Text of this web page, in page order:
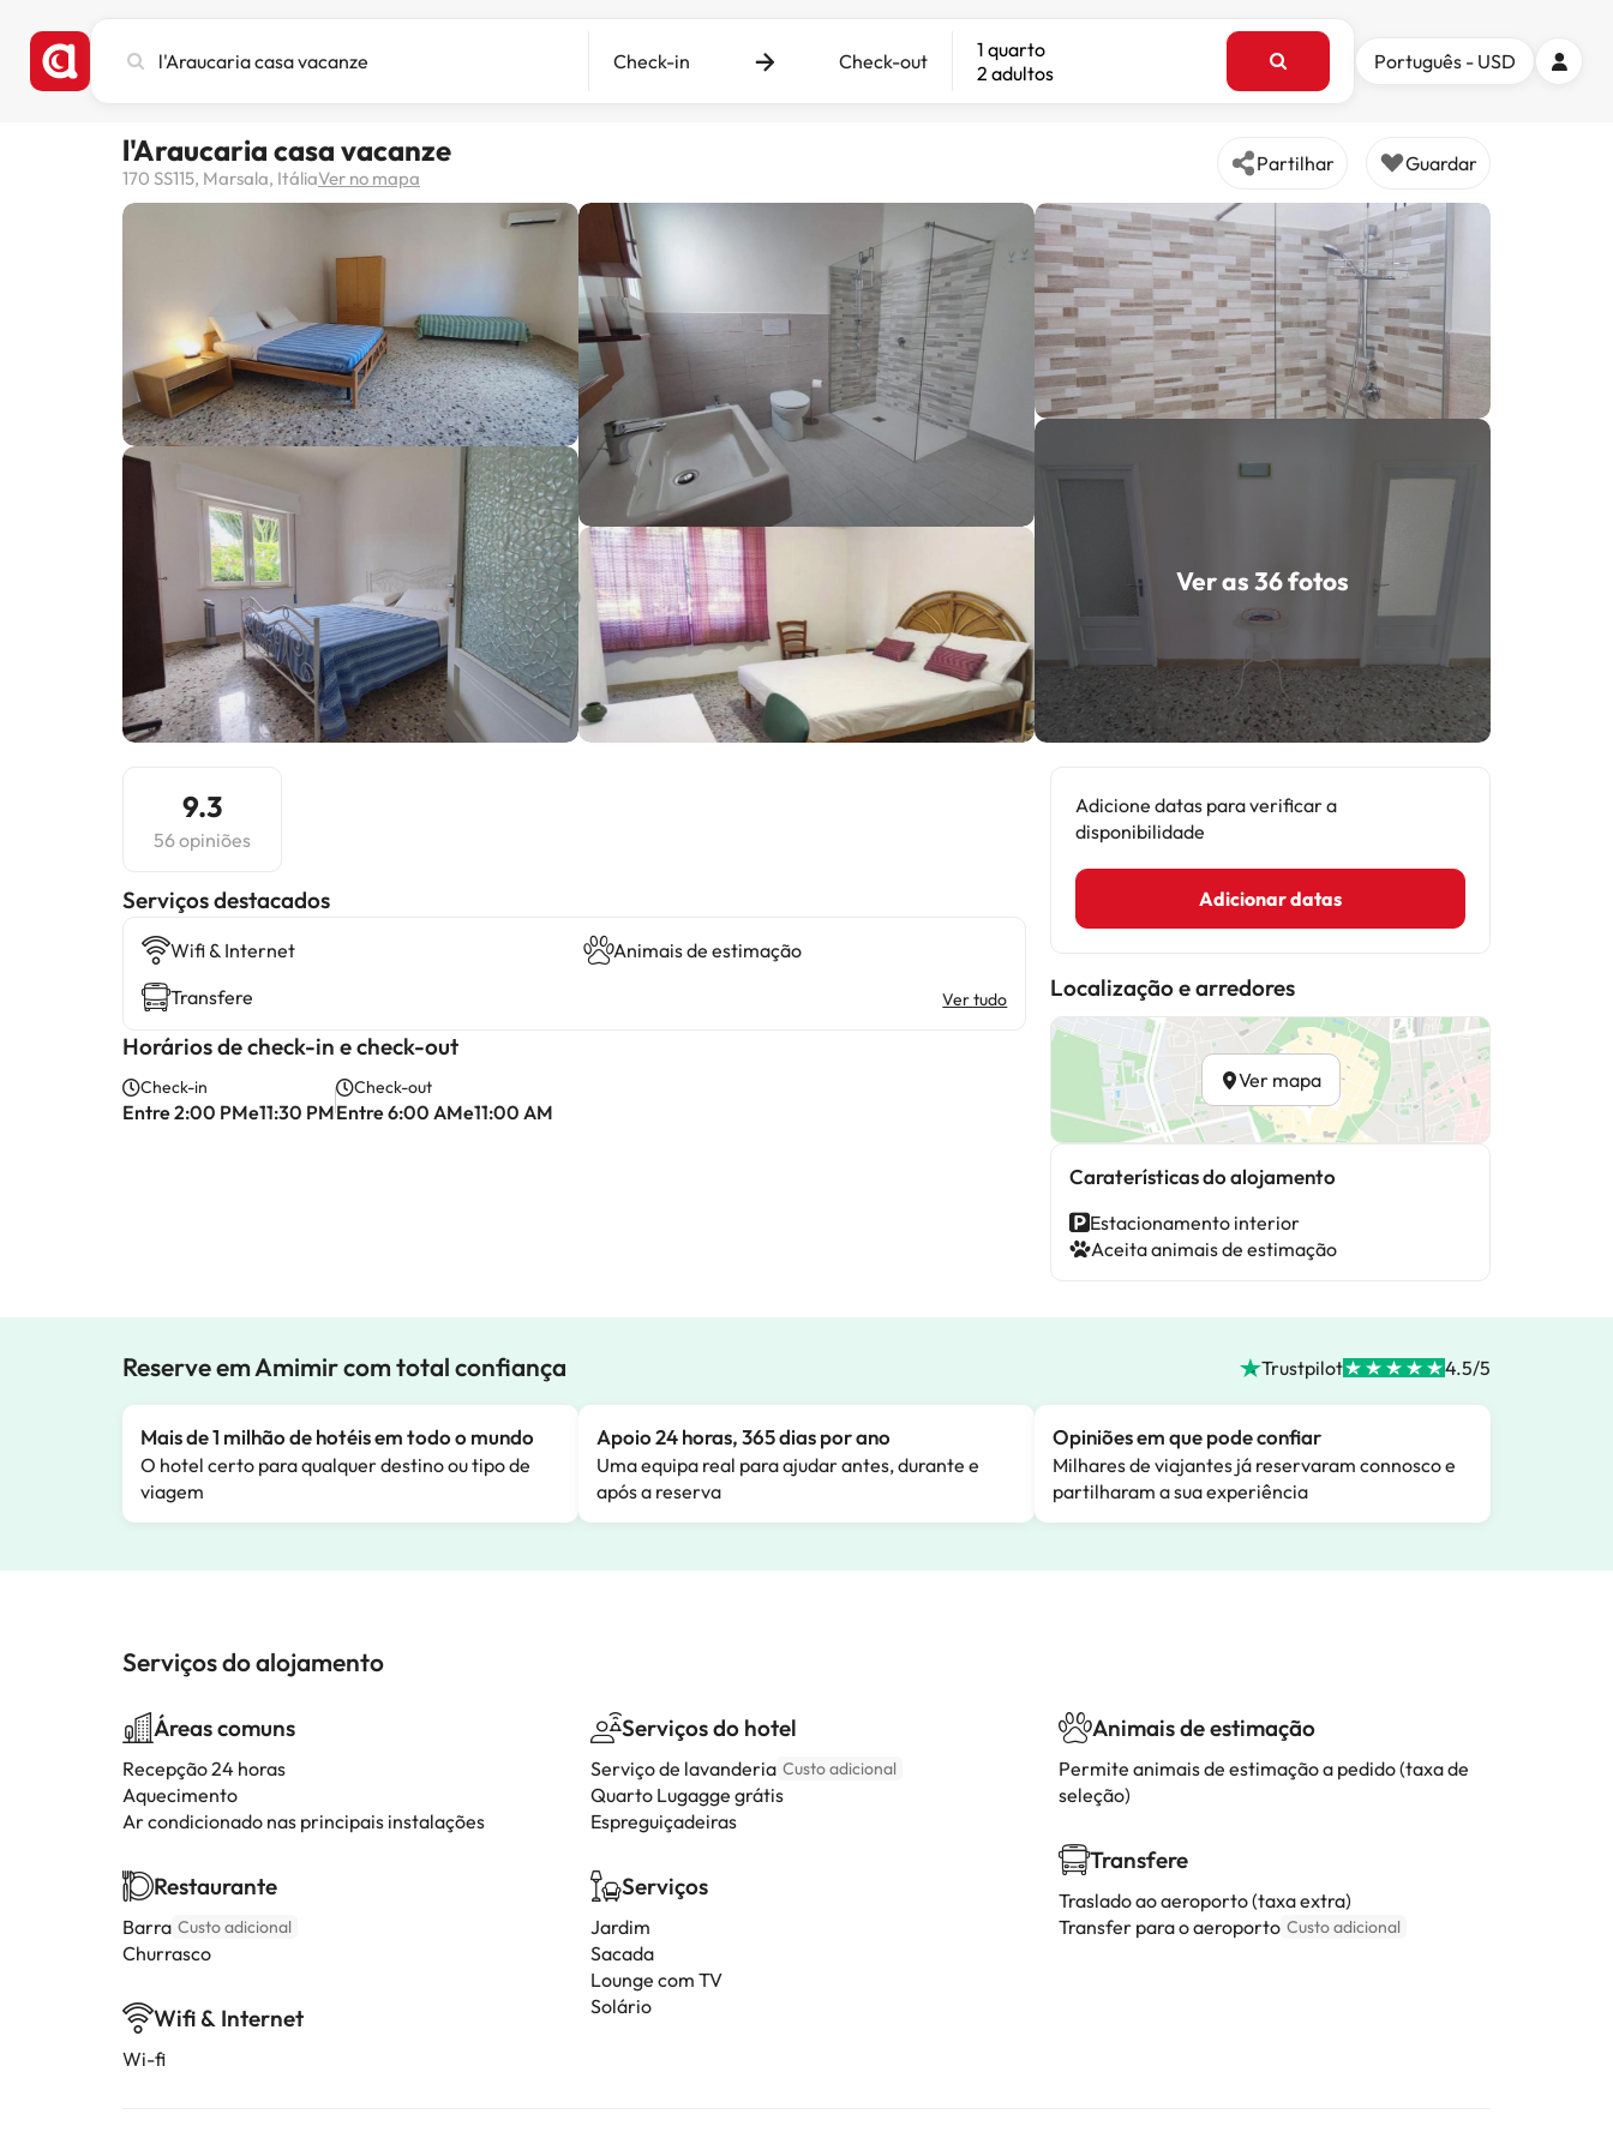
cidade,
destino
Check-in Check-out
1 quarto
2 adultos
Português - USD
l'Araucaria casa vacanze
170 SS115, Marsala, ItáliaVer no mapa
Partilhar Guardar
Ver as 36 fotos
9.3
56 opiniões
Serviços destacados
Wifi & Internet
Animais de estimação
Transfere
Ver tudo
Horários de check-in e check-out
Check-in
Entre 2:00 PMe11:30 PM
Check-out
Entre 6:00 AMe11:00 AM
Adicione datas para verificar a
disponibilidade
Adicionar datas
Localização e arredores
Ver mapa
Caraterísticas do alojamento
Estacionamento interior
Aceita animais de estimação
Reserve em Amimir com total confiança Trustpilot 4.5/5
Mais de 1 milhão de hotéis em todo o mundo
O hotel certo para qualquer destino ou tipo de
viagem
Apoio 24 horas, 365 dias por ano
Uma equipa real para ajudar antes, durante e
após a reserva
Opiniões em que pode confiar
Milhares de viajantes já reservaram connosco e
partilharam a sua experiência
Serviços do alojamento
Áreas comuns
Recepção 24 horas
Aquecimento
Ar condicionado nas principais instalações
Restaurante
Barra Custo adicional
Churrasco
Wifi & Internet
Wi-fi
Serviços do hotel
Serviço de lavanderia Custo adicional
Quarto Lugagge grátis
Espreguiçadeiras
Serviços
Jardim
Sacada
Lounge com TV
Solário
Animais de estimação
Permite animais de estimação a pedido (taxa de
seleção)
Transfere
Traslado ao aeroporto (taxa extra)
Transfer para o aeroporto Custo adicional